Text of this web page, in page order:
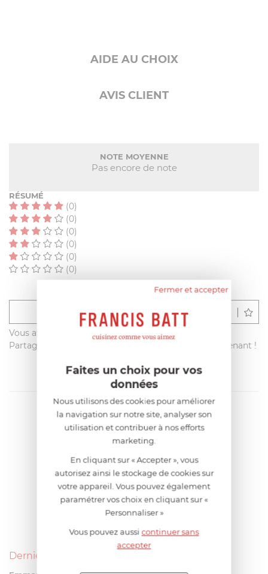
AIDE AU CHOIX
AVIS CLIENT
NOTE MOYENNE
Pas encore de note
RÉSUMÉ
(0)
(0)
(0)
(0)
(0)
(0)
Déposer un avis
Vous avez acheté ce produit sur francisbatt.com ?
Partagez votre avis avec les autres clients dès maintenant !
Derniers avis produits
Fermer et accepter
Faites un choix pour vos
données
Nous utilisons des cookies pour améliorer
la navigation sur notre site, analyser son
utilisation et contribuer à nos efforts
marketing.
En cliquant sur « Accepter », vous
autorisez ainsi le stockage de cookies sur
votre appareil. Vous pouvez également
paramétrer vos choix en cliquant sur «
Personnaliser »
Vous pouvez aussicontinuer sans
accepter